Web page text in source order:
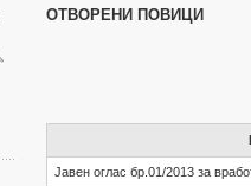
ОТВОРЕНИ ПОВИЦИ
Јавен оглас бр.01/2013 за